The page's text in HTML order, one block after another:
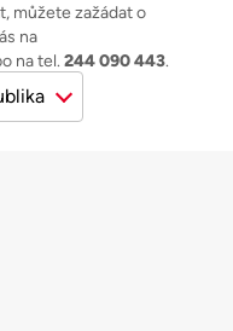
můžete zažádat o
na
na tel. 244 090 443.